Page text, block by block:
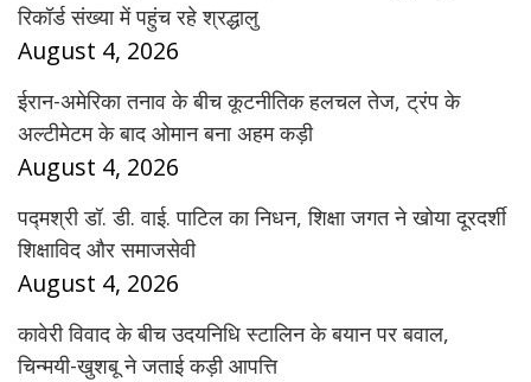
रिकॉर्ड संख्या में पहुंच रहे श्रद्धालु
August 4, 2026
ईरान-अमेरिका तनाव के बीच कूटनीतिक हलचल तेज, ट्रंप के
अल्टीमेटम के बाद ओमान बना अहम कड़ी
August 4, 2026
पद्मश्री डॉ. डी. वाई. पाटिल का निधन, शिक्षा जगत ने खोया दूरदर्शी
शिक्षाविद और समाजसेवी
August 4, 2026
कावेरी विवाद के बीच उदयनिधि स्टालिन के बयान पर बवाल,
चिन्मयी-खुशबू ने जताई कड़ी आपत्ति